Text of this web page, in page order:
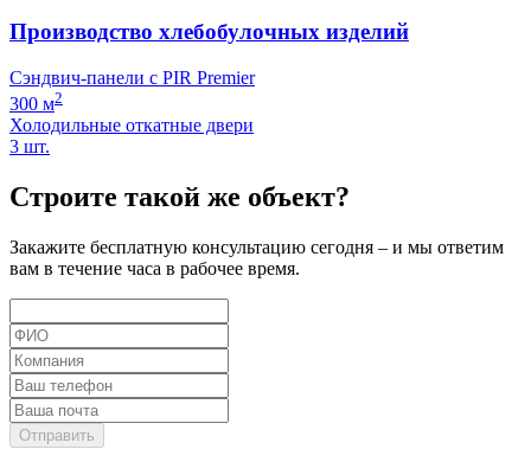
Производство хлебобулочных изделий
Сэндвич-панели с PIR Premier
300 м2
Холодильные откатные двери
3 шт.
Строите такой же объект?
Закажите бесплатную консультацию сегодня – и мы ответим
вам в течение часа в рабочее время.
Отправить